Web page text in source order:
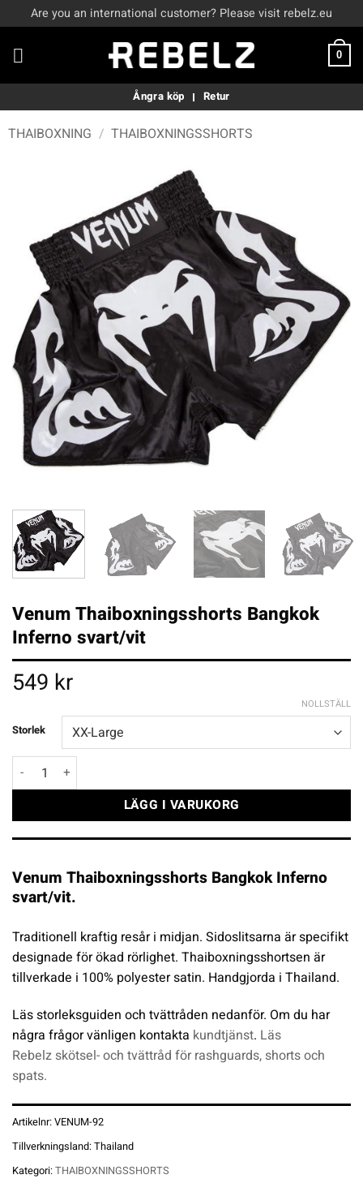
to
content
Are you an international customer? Please visit rebelz.eu
0
Ångra köp Retur
THAIBOXNING / THAIBOXNINGSSHORTS
Venum Thaiboxningsshorts Bangkok
Inferno svart/vit
549 kr
Storlek
NOLLSTÄLL
Venum Thaiboxningsshorts Bangkok Inferno svart/vit mängd
LÄGG I VARUKORG
Venum Thaiboxningsshorts Bangkok Inferno
svart/vit.
Traditionell kraftig resår i midjan. Sidoslitsarna är specifikt
designade för ökad rörlighet. Thaiboxningsshortsen är
tillverkade i 100% polyester satin. Handgjorda i Thailand.
Läs storleksguiden och tvättråden nedanför. Om du har
några frågor vänligen kontakta kundtjänst. Läs
Rebelz skötsel- och tvättråd för rashguards, shorts och
spats.
Artikelnr:VENUM-92
Tillverkningsland:Thailand
Kategori:THAIBOXNINGSSHORTS